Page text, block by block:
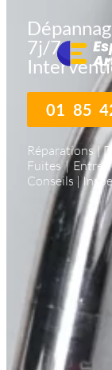
7j/7
01 85
Réparations |
Fuites |
Conseils |